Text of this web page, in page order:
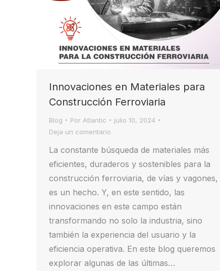
Innovaciones en Materiales para
Construcción Ferroviaria
Blog Por Atlantic
julio 10, 2024
Deja un comentario
La constante búsqueda de materiales más
eficientes, duraderos y sostenibles para la
construcción ferroviaria, de vías y vagones,
es un hecho. Y, en este sentido, las
innovaciones en este campo están
transformando no solo la industria, sino
también la experiencia del usuario y la
eficiencia operativa. En este blog queremos
explorar algunas de las últimas…